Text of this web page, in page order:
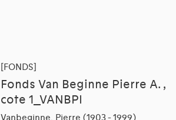
[FONDS]
Fonds Van Beginne Pierre A. ,
cote 1_VANBPI
Vanbeginne, Pierre (1903 - 1999)